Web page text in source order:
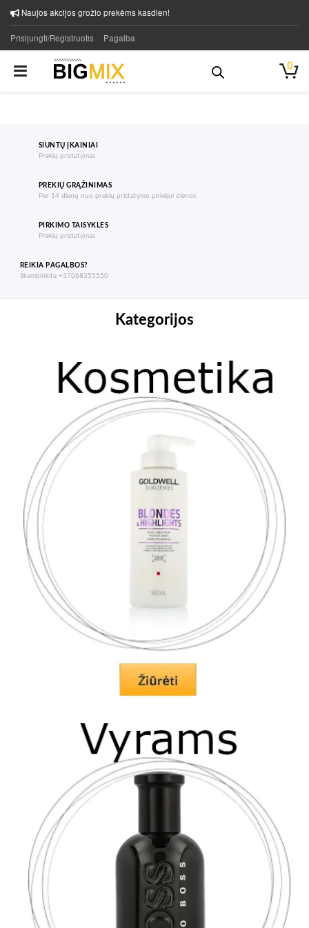
Naujos akcijos grožio prekėms kasdien!
Prisijungti/Registruotis Pagalba
0
SIUNTŲ ĮKAINIAI
Prekių pristatymas
PREKIŲ GRĄŽINIMAS
Per 14 dienų nuo prekių pristatymo pirkėjui dienos
PIRKIMO TAISYKLES
Prekių pristatymas
REIKIA PAGALBOS?
Skambinkite +37068355550
Kategorijos